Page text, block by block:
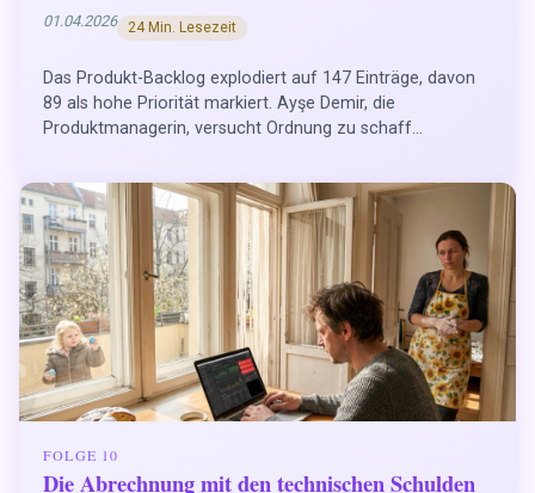
01.04.2026 24 Min. Lesezeit
Das Produkt-Backlog explodiert auf 147 Einträge, davon
89 als hohe Priorität markiert. Ayşe Demir, die
Produktmanagerin, versucht Ordnung zu schaff...
FOLGE 10
Die Abrechnung mit den technischen Schulden